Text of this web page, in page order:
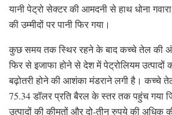
यानी पेट्रो सेक्टर की आमदनी से हाथ धोना
की उम्मीदों पर पानी फिर गया।
कुछ समय तक स्थिर रहने के बाद कच्चे तेल की
फिर से इजाफा होने से देश में पेट्रोलियम
बढ़ोतरी होने की आशंका मंडराने लगी है। कच्चे
75.34 डॉलर प्रति बैरल के स्तर तक पहुंच गया
उत्पादों की कीमतों और दो-तीन रुपये की अधिक